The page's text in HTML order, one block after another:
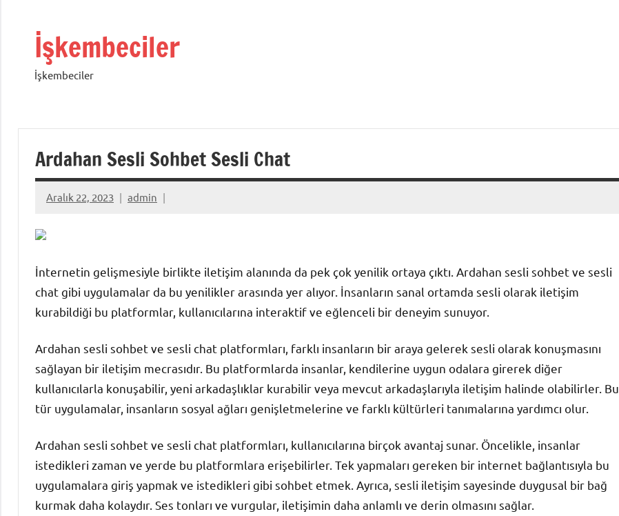
İşkembeciler
İşkembeciler
Ardahan Sesli Sohbet Sesli Chat
Aralık 22, 2023 admin
İnternetin gelişmesiyle birlikte iletişim alanında da pek çok yenilik ortaya çıktı. Ardahan sesli sohbet ve sesli
chat gibi uygulamalar da bu yenilikler arasında yer alıyor. İnsanların sanal ortamda sesli olarak iletişim
kurabildiği bu platformlar, kullanıcılarına interaktif ve eğlenceli bir deneyim sunuyor.
Ardahan sesli sohbet ve sesli chat platformları, farklı insanların bir araya gelerek sesli olarak konuşmasını
sağlayan bir iletişim mecrasıdır. Bu platformlarda insanlar, kendilerine uygun odalara girerek diğer
kullanıcılarla konuşabilir, yeni arkadaşlıklar kurabilir veya mevcut arkadaşlarıyla iletişim halinde olabilirler. Bu
tür uygulamalar, insanların sosyal ağları genişletmelerine ve farklı kültürleri tanımalarına yardımcı olur.
Ardahan sesli sohbet ve sesli chat platformları, kullanıcılarına birçok avantaj sunar. Öncelikle, insanlar
istedikleri zaman ve yerde bu platformlara erişebilirler. Tek yapmaları gereken bir internet bağlantısıyla bu
uygulamalara giriş yapmak ve istedikleri gibi sohbet etmek. Ayrıca, sesli iletişim sayesinde duygusal bir bağ
kurmak daha kolaydır. Ses tonları ve vurgular, iletişimin daha anlamlı ve derin olmasını sağlar.